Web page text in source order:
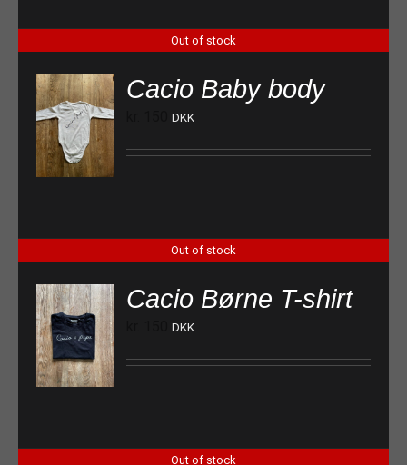
Out of stock
Cacio Baby body
DKK
Out of stock
Cacio Børne T-shirt
DKK
Out of stock